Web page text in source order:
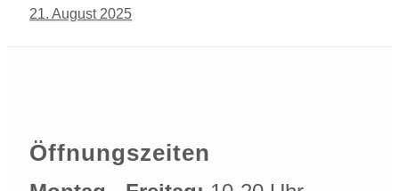
21. August 2025
Öffnungszeiten